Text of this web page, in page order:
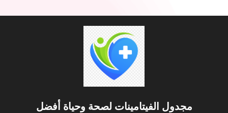
مجدول الفيتامينات لصحة وحياة أفضل